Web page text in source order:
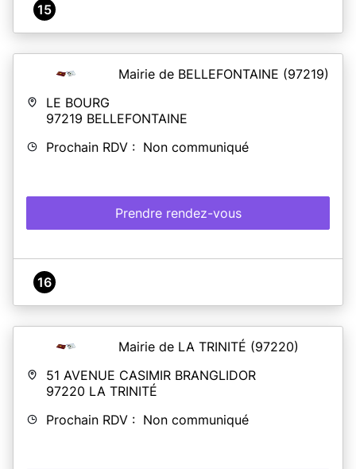
15
Mairie de BELLEFONTAINE (97219)
LE BOURG
97219 BELLEFONTAINE
Prochain RDV : Non communiqué
Prendre rendez-vous
16
Mairie de LA TRINITÉ (97220)
51 AVENUE CASIMIR BRANGLIDOR
97220 LA TRINITÉ
Prochain RDV : Non communiqué